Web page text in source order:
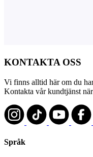
KONTAKTA OSS
Vi finns alltid här om du
Kontakta vår kundtjänst
Språk